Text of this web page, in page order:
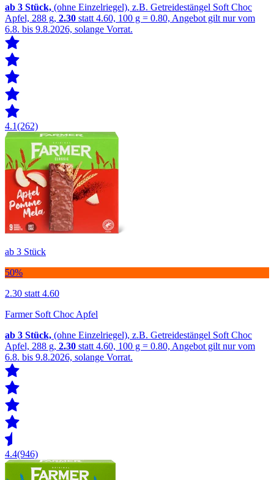
ab 3 Stück, (ohne Einzelriegel), z.B. Getreidestängel Soft Choc
Apfel, 288 g, 2.30 statt 4.60, 100 g = 0.80, Angebot gilt nur vom
6.8. bis 9.8.2026, solange Vorrat.
4.1(262)
ab 3 Stück
50%
2.30 statt 4.60
Farmer Soft Choc Apfel
ab 3 Stück, (ohne Einzelriegel), z.B. Getreidestängel Soft Choc
Apfel, 288 g, 2.30 statt 4.60, 100 g = 0.80, Angebot gilt nur vom
6.8. bis 9.8.2026, solange Vorrat.
4.4(946)